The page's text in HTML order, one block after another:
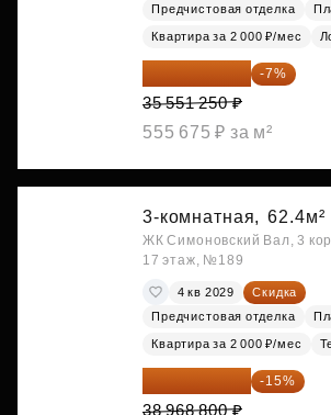
Предчистовая отделка
Квартира за 2 000 ₽/мес
33 062 663 ₽ -7%
35 551 250 ₽
555 675 ₽ за м²
3-комнатная, 62.4м²
ЖК Симоновский Вал, 3
17 этаж, №189
4 кв 2029
Скидка
Предчистовая отделка
Квартира за 2 000 ₽/мес
33 123 480 ₽ -15%
38 968 800 ₽